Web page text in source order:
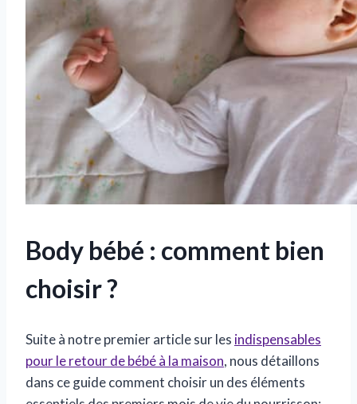
Body bébé : comment bien
choisir ?
Suite à notre premier article sur les indispensables
pour le retour de bébé à la maison, nous détaillons
dans ce guide comment choisir un des éléments